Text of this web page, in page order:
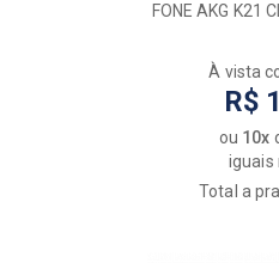
FONE AKG K21
À vista
R$
ou 10x
iguais
Total a